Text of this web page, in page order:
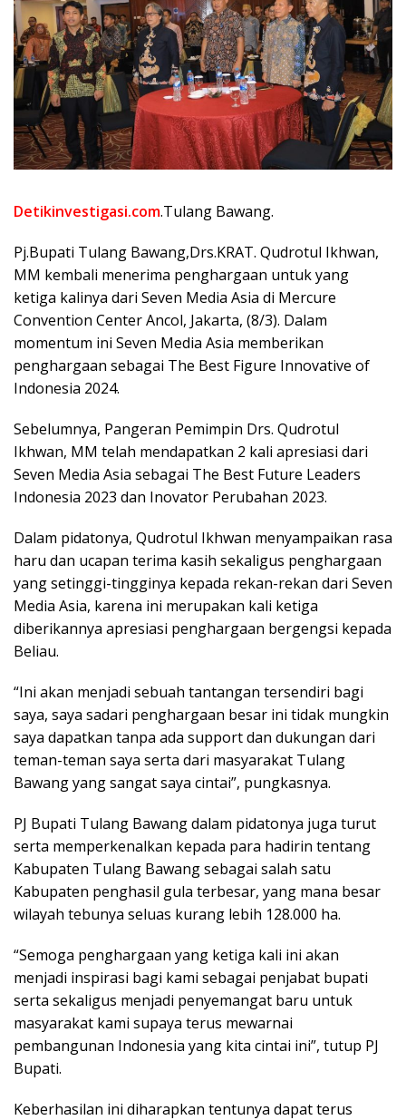
Detikinvestigasi.com.Tulang Bawang.
Pj.Bupati Tulang Bawang,Drs.KRAT. Qudrotul Ikhwan,
MM kembali menerima penghargaan untuk yang
ketiga kalinya dari Seven Media Asia di Mercure
Convention Center Ancol, Jakarta, (8/3). Dalam
momentum ini Seven Media Asia memberikan
penghargaan sebagai The Best Figure Innovative of
Indonesia 2024.
Sebelumnya, Pangeran Pemimpin Drs. Qudrotul
Ikhwan, MM telah mendapatkan 2 kali apresiasi dari
Seven Media Asia sebagai The Best Future Leaders
Indonesia 2023 dan Inovator Perubahan 2023.
Dalam pidatonya, Qudrotul Ikhwan menyampaikan rasa
haru dan ucapan terima kasih sekaligus penghargaan
yang setinggi-tingginya kepada rekan-rekan dari Seven
Media Asia, karena ini merupakan kali ketiga
diberikannya apresiasi penghargaan bergengsi kepada
Beliau.
“Ini akan menjadi sebuah tantangan tersendiri bagi
saya, saya sadari penghargaan besar ini tidak mungkin
saya dapatkan tanpa ada support dan dukungan dari
teman-teman saya serta dari masyarakat Tulang
Bawang yang sangat saya cintai”, pungkasnya.
PJ Bupati Tulang Bawang dalam pidatonya juga turut
serta memperkenalkan kepada para hadirin tentang
Kabupaten Tulang Bawang sebagai salah satu
Kabupaten penghasil gula terbesar, yang mana besar
wilayah tebunya seluas kurang lebih 128.000 ha.
“Semoga penghargaan yang ketiga kali ini akan
menjadi inspirasi bagi kami sebagai penjabat bupati
serta sekaligus menjadi penyemangat baru untuk
masyarakat kami supaya terus mewarnai
pembangunan Indonesia yang kita cintai ini”, tutup PJ
Bupati.
Keberhasilan ini diharapkan tentunya dapat terus